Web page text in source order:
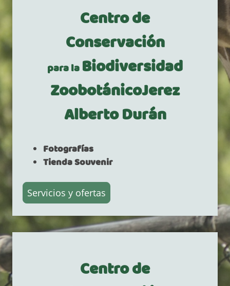
Centro de
Conservación
para la Biodiversidad
ZoobotánicoJerez
Alberto Durán
Fotografías
Tienda Souvenir
Servicios y ofertas
Centro de